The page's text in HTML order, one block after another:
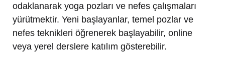
odaklanarak yoga pozları ve nefes çalışmaları
yürütmektir. Yeni başlayanlar, temel pozlar ve
nefes teknikleri öğrenerek başlayabilir, online
veya yerel derslere katılım gösterebilir.